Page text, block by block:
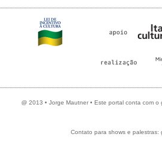
@ 2013 • Jorge Mautner • Este portal conta com
Contato para shows e palestras: